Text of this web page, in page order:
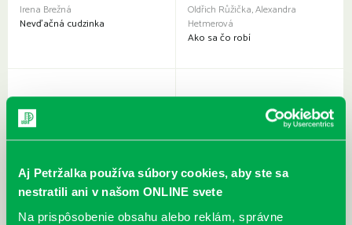
Aj Petržalka používa súbory cookies, aby ste sa
nestratili ani v našom ONLINE svete
Na prispôsobenie obsahu alebo reklám, správne
Irena Brežná
Nevďačná cudzinka
Oldřich Růžička, Alexandra
Hetmerová
Ako sa čo robí